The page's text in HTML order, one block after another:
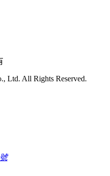
Ltd. All Rights Reserved.